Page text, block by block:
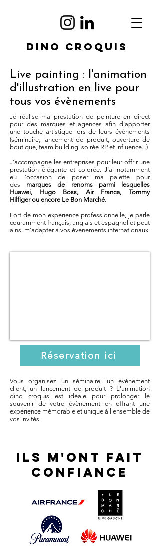
DINO CROQUIS
Live painting : l'animation
d'illustration en live pour
tous vos évènements
Je réalise ma prestation de peinture en direct
pour des marques et agences afin d'apporter
une touche artistique lors de leurs événements
(séminaire, lancement de produit, ouverture de
boutique, team building, soirée RP et influence...)
J'accompagne les entreprises pour leur offrir une
prestation élégante et colorée. J'ai notamment
eu l'occasion de poser ma palette pour
des marques de renoms parmi lesquelles
Huawei, Hugo Boss, Air France, Tommy
Hilfigerou encore Le Bon Marché.
Fort de mon expérience professionnelle, je parle
couramment français, anglais et espagnol et peut
ainsi m'adapter à vos événements internationaux.
Réservation ici
Vous organisez un séminaire, un évènement
client, un lancement de produit ? L'animation
dino croquis est idéale pour prolonger le
souvenir de votre évènement en offrant une
expérience mémorable et unique à l'ensemble de
vos invités.​
ILS M'ONT FAIT
CONFIANCE